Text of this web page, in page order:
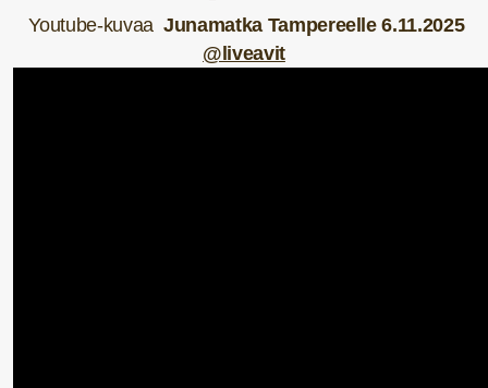
Youtube-kuvaa Junamatka Tampereelle 6.11.2025
@liveavit